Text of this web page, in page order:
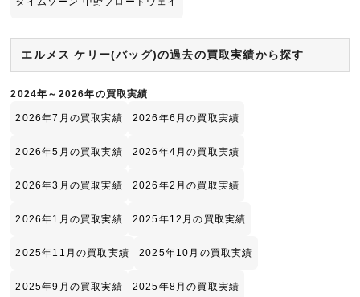
エルメス ケリー(バッグ)の過去の買取実績から探す
2024年～2026年の買取実績
2026年7月の買取実績 2026年6月の買取実績
2026年5月の買取実績 2026年4月の買取実績
2026年3月の買取実績 2026年2月の買取実績
2026年1月の買取実績 2025年12月の買取実績
2025年11月の買取実績 2025年10月の買取実績
2025年9月の買取実績 2025年8月の買取実績